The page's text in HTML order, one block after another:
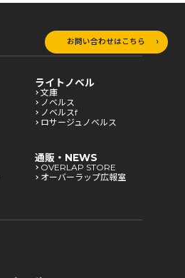
お問い合わせはこちら
ライトノベル
文庫
ノベルス
ノベルスf
ロサージュノベルス
通販・NEWS
OVERLAP STORE
オーバーラップ広報室